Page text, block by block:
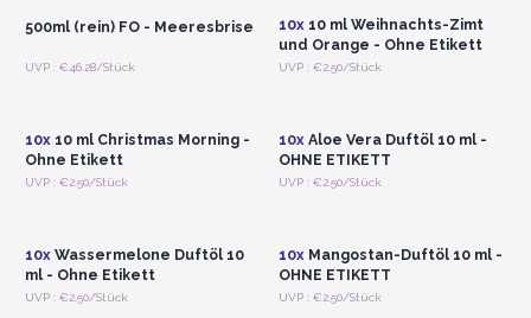
500ml (rein) FO - Meeresbrise
UVP : €46.28/Stück
10x10 ml Weihnachts-Zimt
und Orange - Ohne Etikett
UVP : €2.50/Stück
Anmelden oder
10x10 ml Christmas Morning -
Ohne Etikett
UVP : €2.50/Stück
Anmelden oder
10xAloe Vera Duftöl 10 ml -
OHNE ETIKETT
UVP : €2.50/Stück
Anmelden oder
10xWassermelone Duftöl 10
ml - Ohne Etikett
UVP : €2.50/Stück
Anmelden oder
10xMangostan-Duftöl 10 ml -
OHNE ETIKETT
UVP : €2.50/Stück
Anmelden oder
Anmelden oder